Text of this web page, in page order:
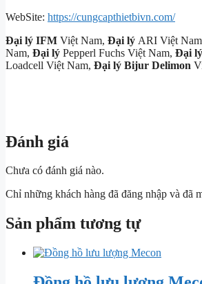
WebSite: https://cungcapthietbivn.com/
Đại lý IFM Việt Nam, Đại lý ARI Việt
Nam, Đại lý Pepperl Fuchs Việt Nam, Đại lý
Loadcell Việt Nam, Đại lý Bijur Delimon
Đánh giá
Chưa có đánh giá nào.
Chỉ những khách hàng đã đăng nhập và đã
Sản phẩm tương tự